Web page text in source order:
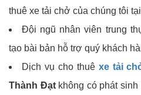
thuê xe tải chở của chúng tôi
Đội ngũ nhân viên trung
tạo bài bản hỗ trợ quý khách
Dịch vụ cho thuê xe tải
Thành Đạtkhông có phát sinh